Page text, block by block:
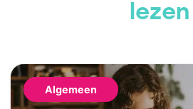
lezen
Algemeen